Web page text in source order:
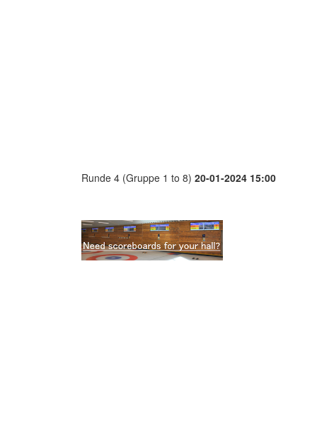
Runde 4 (Gruppe 1 to 8) 20-01-2024 15:00